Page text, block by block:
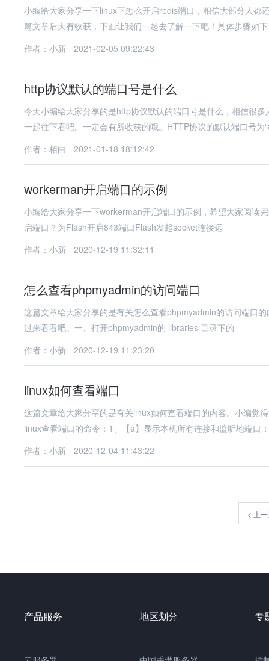
小编给大家分享一下linux下怎么开启redis端口，相信大部分人
篇文章后大有收获，下面让我们一起去了解一下吧！具体步骤如
作者：小新
2021-02-05 09:22:43
http协议默认的端口号是什么
今天小编给大家分享的是http协议默认的端口号是什么，相信很
一起往下看吧。一定会有所收获的哦。HTTP协议的默认端口号为
作者：栢白
2021-01-18 18:12:42
workerman开启端口的示例
小编给大家分享一下workerman开启端口的示例，希望大家阅读
启端口？为Flash开启843端口Flash发起socket连接远
作者：小新
2020-12-19 11:32:11
怎么查看phpmyadmin的访问端口
这篇文章给大家分享的是有关怎么查看phpmyadmin的访问端口
过来看看吧。一、打开phpmyadmin的 libraries 目录下的
作者：小新
2020-12-19 11:23:20
linux如何查看端口
这篇文章给大家分享的是有关linux如何查看端口的内容。小编觉
linux查看端口的命令：1、【a】显示本机所有连接和监听地端口
作者：小新
2020-12-04 11:43:22
< 上
产品服务 地区划分 专